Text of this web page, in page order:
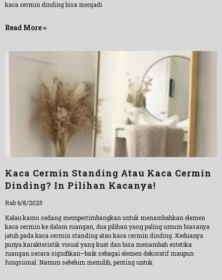
kaca cermin dinding bisa menjadi
Read More »
Kaca Cermin Standing Atau Kaca Cermin
Dinding? In Pilihan Kacanya!
Rab 6/8/2025
Kalau kamu sedang mempertimbangkan untuk menambahkan elemen
kaca cermin ke dalam ruangan, dua pilihan yang paling umum biasanya
jatuh pada kaca cermin standing atau kaca cermin dinding. Keduanya
punya karakteristik visual yang kuat dan bisa menambah estetika
ruangan secara signifikan—baik sebagai elemen dekoratif maupun
fungsional. Namun sebelum memilih, penting untuk